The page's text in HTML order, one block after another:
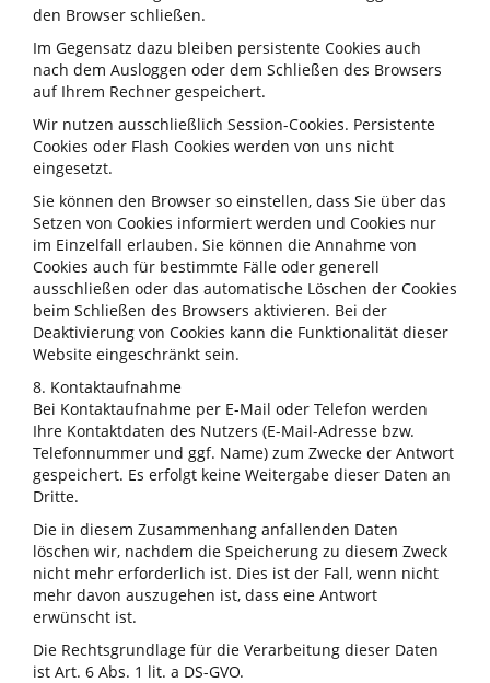
den Browser schließen.
Im Gegensatz dazu bleiben persistente Cookies auch
nach dem Ausloggen oder dem Schließen des Browsers
auf Ihrem Rechner gespeichert.
Wir nutzen ausschließlich Session-Cookies. Persistente
Cookies oder Flash Cookies werden von uns nicht
eingesetzt.
Sie können den Browser so einstellen, dass Sie über das
Setzen von Cookies informiert werden und Cookies nur
im Einzelfall erlauben. Sie können die Annahme von
Cookies auch für bestimmte Fälle oder generell
ausschließen oder das automatische Löschen der Cookies
beim Schließen des Browsers aktivieren. Bei der
Deaktivierung von Cookies kann die Funktionalität dieser
Website eingeschränkt sein.
8. Kontaktaufnahme
Bei Kontaktaufnahme per E-Mail oder Telefon werden
Ihre Kontaktdaten des Nutzers (E-Mail-Adresse bzw.
Telefonnummer und ggf. Name) zum Zwecke der Antwort
gespeichert. Es erfolgt keine Weitergabe dieser Daten an
Dritte.
Die in diesem Zusammenhang anfallenden Daten
löschen wir, nachdem die Speicherung zu diesem Zweck
nicht mehr erforderlich ist. Dies ist der Fall, wenn nicht
mehr davon auszugehen ist, dass eine Antwort
erwünscht ist.
Die Rechtsgrundlage für die Verarbeitung dieser Daten
ist Art. 6 Abs. 1 lit. a DS-GVO.